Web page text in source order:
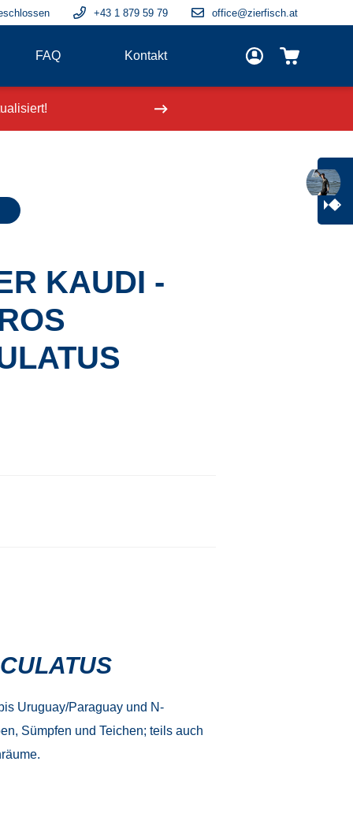
+43 1 879 59 79 office@zierfisch.at
FAQ Kontakt
KAUDI -
Uruguay/Paraguay und N-
Sümpfen und Teichen; teils auch